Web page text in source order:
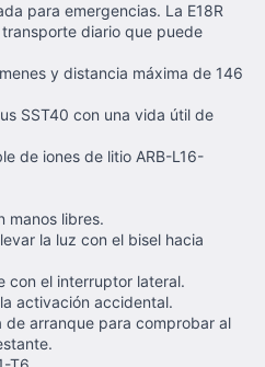
para emergencias. La E18R
diario que puede
y distancia máxima de 146
SST40 con una vida útil de
de iones de litio ARB-L16-
manos libres.
la luz con el bisel hacia
con el interruptor lateral.
activación accidental.
arranque para comprobar al